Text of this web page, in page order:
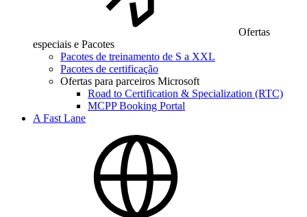
Ofertas
especiais e Pacotes
Pacotes de treinamento de S a XXL
Pacotes de certificação
Ofertas para parceiros Microsoft
Road to Certification & Specialization (RTC)
MCPP Booking Portal
A Fast Lane